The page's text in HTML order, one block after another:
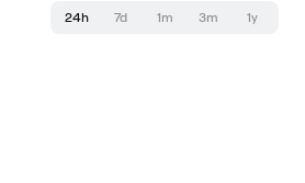
24h 7d 1m 3m 1y